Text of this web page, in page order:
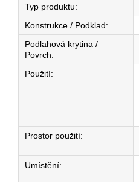
Typ produktu:
Konstrukce / Podklad:
Podlahová krytina /
Povrch:
Použití:
Prostor použití:
Umístění: